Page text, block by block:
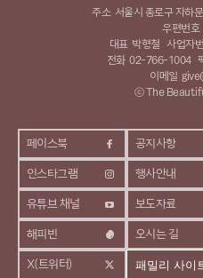
페이스북
인스타그램
유튜브 채널
해피빈
X(트위터)
공지사항
행사안내
보도자료
오시는 길
주소 서울시 종로구 자하
우편번호
대표 박형철 사업자
전화 02-766-1004
이메일
ⓒ The